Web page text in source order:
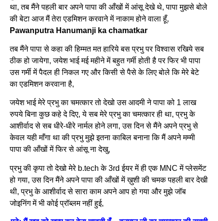
था, तब मैंने पहली बार अपने पापा की आँखों में आंसू देखे थे, पापा मुझसे बोले
की बेटा आज मैं तेरा एडमिशन करवाने में नाकाम होने वाला हूँ,
Pawanputra Hanumanji ka chamatkar
तब मैंने पापा से कहा की हिम्मत मत हारिये बस प्रभु पर विश्वास रखिये सब
ठीक हो जायेगा, जयेश भाई मई महीने में बहुत गर्मी होती है पर फिर भी पापा
उस गर्मी में पैदल ही निकल गए और किसी से पैसे के लिए बोले कि मेरे बेटे
का एडमिशन करवाना है,
जयेश भाई मेरे प्रभु का चमत्कार तो देखो उस आदमी ने पापा को 1 लाख
रुपये बिना कुछ कहे दे दिए, ये सब मेरे प्रभु का चमत्कार ही था, प्रभु के
आशीर्वाद से सब धीरे-धीरे नार्मल होने लगा, उस दिन से मैंने अपने प्रभु से
केवल यही माँगा था की प्रभु मुझे इतना काबिल बनाना कि मैं अपने मम्मी
पापा की आँखों में फिर से आंसू ना देखु,
प्रभु की कृपा तो देखो मेरे b.tech के 3rd ईयर में ही एक MNC में प्लेसमेंट
हो गया, उस दिन मैंने अपने पापा की आँखों में ख़ुशी की चमक पहली बार देखी
थी, प्रभु के आशीर्वाद से सारा काम अपने आप हो गया और मुझे जॉब
जोइनिंग में भी कोई प्रॉब्लम नहीं हुई,